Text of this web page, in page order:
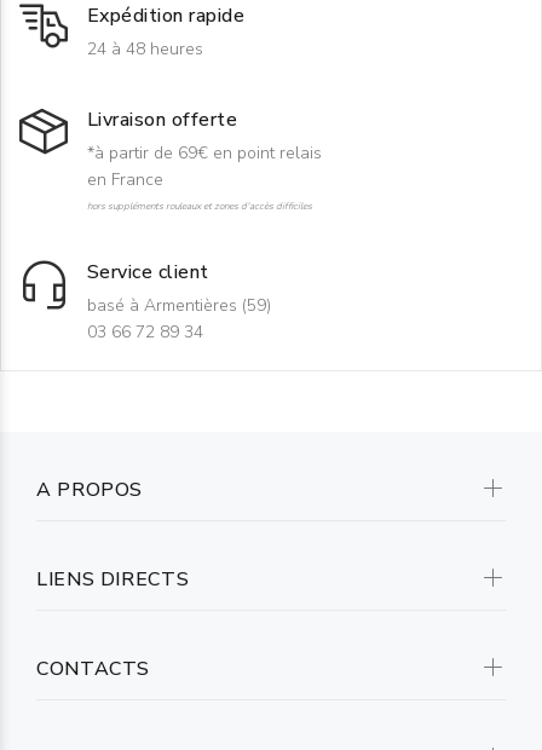
Expédition rapide
24 à 48 heures
Livraison offerte
*à partir de 69€ en point relais
en France
hors suppléments rouleaux et zones d'accès difficiles
Service client
basé à Armentières (59)
03 66 72 89 34
A PROPOS
LIENS DIRECTS
CONTACTS